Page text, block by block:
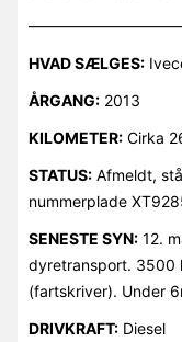
HVAD SÆLGES:
ÅRGANG:2013
KILOMETER:Cirka
STATUS:Afmeldt,
nummerplade
SENESTE SYN:12.
dyretransport.
(fartskriver). Under
DRIVKRAFT:Diesel